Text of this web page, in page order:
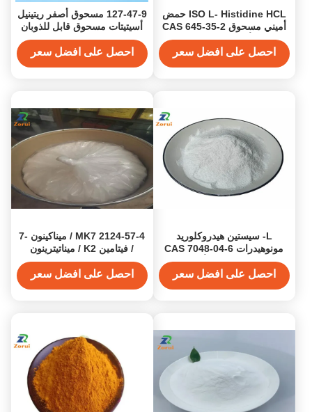
ISO L- Histidine HCL حمض
أميني مسحوق CAS 645-35-2
مسحوق أميني ضروري مكملات
الرياضة التغذية
احصل على افضل سعر
127-47-9 مسحوق أصفر ريتينيل
أسيتيتات مسحوق قابل للذوبان
في الماء
احصل على افضل سعر
L- سيستين هيدروكلوريد
مونوهيدرات CAS 7048-04-6
مع> 99٪ مسحوق أبيض نقاء
مسحوق الأحماض الأمينية
احصل على افضل سعر
2124-57-4 MK7 / ميناكينون -7
/ فيتامين K2 / ميناتيترينون
مسحوق قابل للذوبان في الماء
احصل على افضل سعر